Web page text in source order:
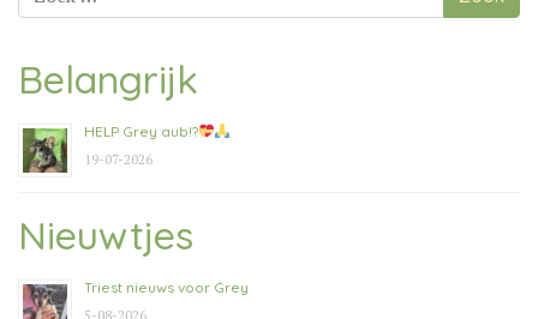
naar:
Belangrijk
HELP Grey aub!?
19-07-2026
Nieuwtjes
Triest nieuws voor Grey
5-08-2026